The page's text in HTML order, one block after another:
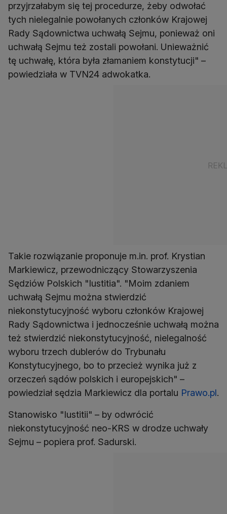
przyjrzałabym się tej procedurze, żeby odwołać
tych nielegalnie powołanych członków Krajowej
Rady Sądownictwa uchwałą Sejmu, ponieważ oni
uchwałą Sejmu też zostali powołani. Unieważnić
tę uchwałę, która była złamaniem konstytucji" –
powiedziała w TVN24 adwokatka.
Takie rozwiązanie proponuje m.in. prof. Krystian
Markiewicz, przewodniczący Stowarzyszenia
Sędziów Polskich "Iustitia". "Moim zdaniem
uchwałą Sejmu można stwierdzić
niekonstytucyjność wyboru członków Krajowej
Rady Sądownictwa i jednocześnie uchwałą można
też stwierdzić niekonstytucyjność, nielegalność
wyboru trzech dublerów do Trybunału
Konstytucyjnego, bo to przecież wynika już z
orzeczeń sądów polskich i europejskich" –
powiedział sędzia Markiewicz dla portalu Prawo.pl.
Stanowisko "Iustitii" – by odwrócić
niekonstytucyjność neo-KRS w drodze uchwały
Sejmu – popiera prof. Sadurski.